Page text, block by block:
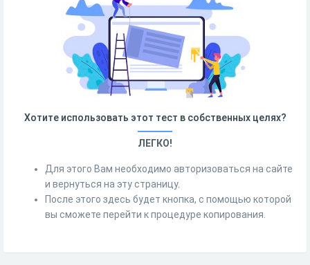
Хотите использовать этот тест в собственных целях?
ЛЕГКО!
Для этого Вам необходимо авторизоваться на сайте
и вернуться на эту страницу.
После этого здесь будет кнопка, с помощью которой
вы сможете перейти к процедуре копирования.